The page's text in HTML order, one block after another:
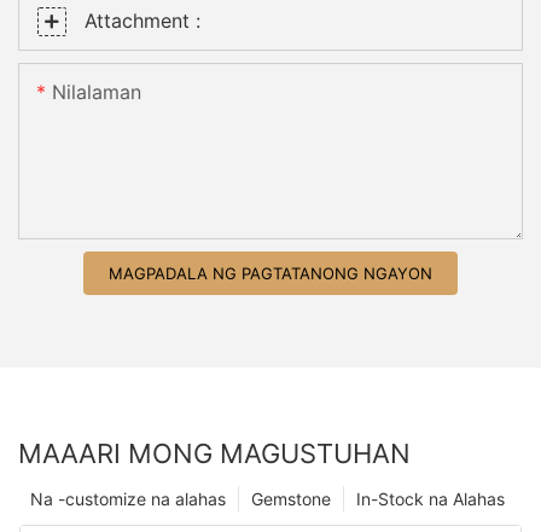
Attachment :
Nilalaman
MAGPADALA NG PAGTATANONG NGAYON
MAAARI MONG MAGUSTUHAN
In-Stock na Alahas
Gemstone
Na -customize na alahas